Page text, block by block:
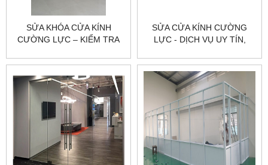
SỬA KHÓA CỬA KÍNH
CƯỜNG LỰC – KIỂM TRA
SỬA CỬA KÍNH CƯỜNG
LỰC - DỊCH VỤ UY TÍN,